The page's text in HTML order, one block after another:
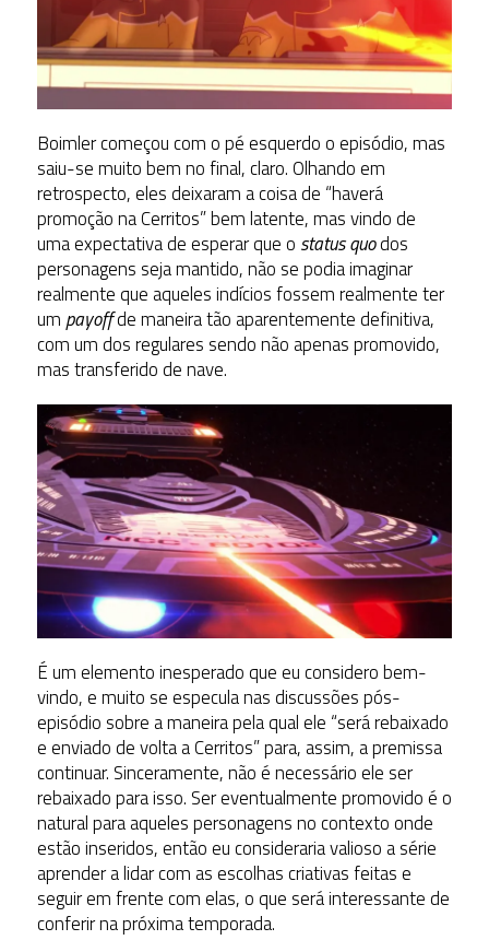
Boimler começou com o pé esquerdo o episódio, mas
saiu-se muito bem no final, claro. Olhando em
retrospecto, eles deixaram a coisa de “haverá
promoção na Cerritos” bem latente, mas vindo de
uma expectativa de esperar que o status quodos
personagens seja mantido, não se podia imaginar
realmente que aqueles indícios fossem realmente ter
um payoffde maneira tão aparentemente definitiva,
com um dos regulares sendo não apenas promovido,
mas transferido de nave.
É um elemento inesperado que eu considero bem-
vindo, e muito se especula nas discussões pós-
episódio sobre a maneira pela qual ele “será rebaixado
e enviado de volta a Cerritos” para, assim, a premissa
continuar. Sinceramente, não é necessário ele ser
rebaixado para isso. Ser eventualmente promovido é o
natural para aqueles personagens no contexto onde
estão inseridos, então eu consideraria valioso a série
aprender a lidar com as escolhas criativas feitas e
seguir em frente com elas, o que será interessante de
conferir na próxima temporada.